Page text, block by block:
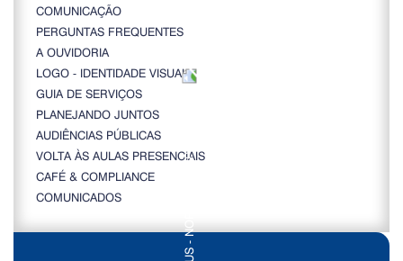
COMUNICAÇÃO
PERGUNTAS FREQUENTES
A OUVIDORIA
LOGO - IDENTIDADE VISUAL
GUIA DE SERVIÇOS
PLANEJANDO JUNTOS
AUDIÊNCIAS PÚBLICAS
VOLTA ÀS AULAS PRESENCIAIS
CAFÉ & COMPLIANCE
COMUNICADOS